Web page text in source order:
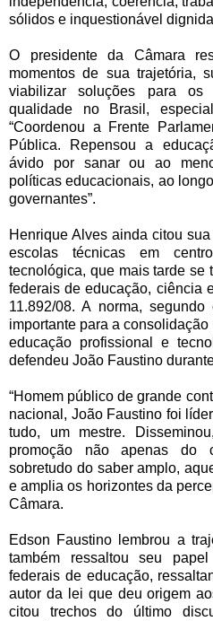
sólidos e inquestionável
O presidente da Câmara
momentos de sua trajetória,
viabilizar soluções para
qualidade no Brasil,
“Coordenou a Frente
Pública. Repensou a
ávido por sanar ou ao
políticas educacionais, ao
governantes”.
Henrique Alves ainda citou
escolas técnicas em
tecnológica, que mais tarde se
federais de educação, ciência
11.892/08. A norma,
importante para a
educação profissional e
defendeu João Faustino
“Homem público de grande
nacional, João Faustino foi
tudo, um mestre.
promoção não apenas do
sobretudo do saber amplo,
e amplia os horizontes da
Câmara.
Edson Faustino lembrou a
também ressaltou seu
federais de educação,
autor da lei que deu origem
citou trechos do último